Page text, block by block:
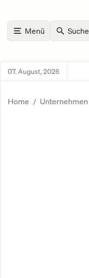
Menü Suche
07. August, 2026
Home Unternehmen